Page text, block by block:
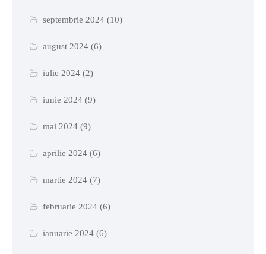
septembrie 2024(10)
august 2024(6)
iulie 2024(2)
iunie 2024(9)
mai 2024(9)
aprilie 2024(6)
martie 2024(7)
februarie 2024(6)
ianuarie 2024(6)